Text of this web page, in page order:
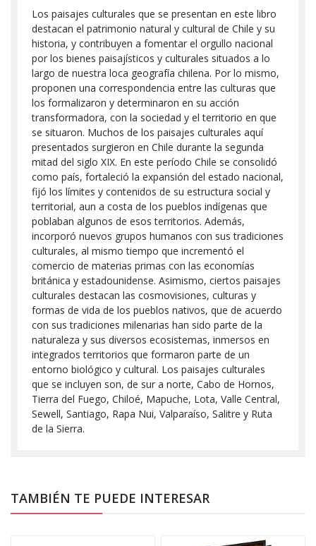
Los paisajes culturales que se presentan en este libro
destacan el patrimonio natural y cultural de Chile y su
historia, y contribuyen a fomentar el orgullo nacional
por los bienes paisajísticos y culturales situados a lo
largo de nuestra loca geografía chilena. Por lo mismo,
proponen una correspondencia entre las culturas que
los formalizaron y determinaron en su acción
transformadora, con la sociedad y el territorio en que
se situaron. Muchos de los paisajes culturales aquí
presentados surgieron en Chile durante la segunda
mitad del siglo XIX. En este período Chile se consolidó
como país, fortaleció la expansión del estado nacional,
fijó los límites y contenidos de su estructura social y
territorial, aun a costa de los pueblos indígenas que
poblaban algunos de esos territorios. Además,
incorporó nuevos grupos humanos con sus tradiciones
culturales, al mismo tiempo que incrementó el
comercio de materias primas con las economías
británica y estadounidense. Asimismo, ciertos paisajes
culturales destacan las cosmovisiones, culturas y
formas de vida de los pueblos nativos, que de acuerdo
con sus tradiciones milenarias han sido parte de la
naturaleza y sus diversos ecosistemas, inmersos en
integrados territorios que formaron parte de un
entorno biológico y cultural. Los paisajes culturales
que se incluyen son, de sur a norte, Cabo de Hornos,
Tierra del Fuego, Chiloé, Mapuche, Lota, Valle Central,
Sewell, Santiago, Rapa Nui, Valparaíso, Salitre y Ruta
de la Sierra.
TAMBIÉN TE PUEDE INTERESAR